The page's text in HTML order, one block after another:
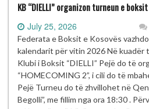
KB “DIELLI” organizon turneun e boksit
July 25, 2026
Federata e Boksit e Kosovës
kalendarit për vitin 2026 Në
Klubi i Boksit “DIELLI” Pejë do të
“HOMECOMING 2”, i cili do të
Pejë Turneu do të zhvillohet në
Begolli”, me fillim nga ora 18:30 .